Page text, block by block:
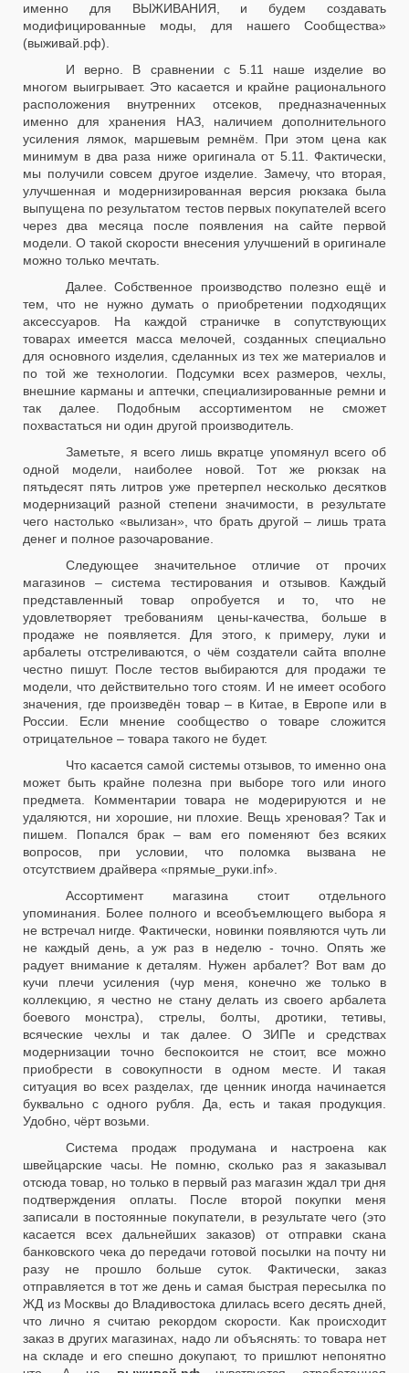
именно для ВЫЖИВАНИЯ, и будем создавать
модифицированные моды, для нашего Сообщества»
(выживай.рф).
И верно. В сравнении с 5.11 наше изделие во
многом выигрывает. Это касается и крайне рационального
расположения внутренних отсеков, предназначенных
именно для хранения НАЗ, наличием дополнительного
усиления лямок, маршевым ремнём. При этом цена как
минимум в два раза ниже оригинала от 5.11. Фактически,
мы получили совсем другое изделие. Замечу, что вторая,
улучшенная и модернизированная версия рюкзака была
выпущена по результатом тестов первых покупателей всего
через два месяца после появления на сайте первой
модели. О такой скорости внесения улучшений в оригинале
можно только мечтать.
Далее. Собственное производство полезно ещё и
тем, что не нужно думать о приобретении подходящих
аксессуаров. На каждой страничке в сопутствующих
товарах имеется масса мелочей, созданных специально
для основного изделия, сделанных из тех же материалов и
по той же технологии. Подсумки всех размеров, чехлы,
внешние карманы и аптечки, специализированные ремни и
так далее. Подобным ассортиментом не сможет
похвастаться ни один другой производитель.
Заметьте, я всего лишь вкратце упомянул всего об
одной модели, наиболее новой. Тот же рюкзак на
пятьдесят пять литров уже претерпел несколько десятков
модернизаций разной степени значимости, в результате
чего настолько «вылизан», что брать другой – лишь трата
денег и полное разочарование.
Следующее значительное отличие от прочих
магазинов – система тестирования и отзывов. Каждый
представленный товар опробуется и то, что не
удовлетворяет требованиям цены-качества, больше в
продаже не появляется. Для этого, к примеру, луки и
арбалеты отстреливаются, о чём создатели сайта вполне
честно пишут. После тестов выбираются для продажи те
модели, что действительно того стоям. И не имеет особого
значения, где произведён товар – в Китае, в Европе или в
России. Если мнение сообщество о товаре сложится
отрицательное – товара такого не будет.
Что касается самой системы отзывов, то именно она
может быть крайне полезна при выборе того или иного
предмета. Комментарии товара не модерируются и не
удаляются, ни хорошие, ни плохие. Вещь хреновая? Так и
пишем. Попался брак – вам его поменяют без всяких
вопросов, при условии, что поломка вызвана не
отсутствием драйвера «прямые_руки.inf».
Ассортимент магазина стоит отдельного
упоминания. Более полного и всеобъемлющего выбора я
не встречал нигде. Фактически, новинки появляются чуть ли
не каждый день, а уж раз в неделю - точно. Опять же
радует внимание к деталям. Нужен арбалет? Вот вам до
кучи плечи усиления (чур меня, конечно же только в
коллекцию, я честно не стану делать из своего арбалета
боевого монстра), стрелы, болты, дротики, тетивы,
всяческие чехлы и так далее. О ЗИПе и средствах
модернизации точно беспокоится не стоит, все можно
приобрести в совокупности в одном месте. И такая
ситуация во всех разделах, где ценник иногда начинается
буквально с одного рубля. Да, есть и такая продукция.
Удобно, чёрт возьми.
Система продаж продумана и настроена как
швейцарские часы. Не помню, сколько раз я заказывал
отсюда товар, но только в первый раз магазин ждал три дня
подтверждения оплаты. После второй покупки меня
записали в постоянные покупатели, в результате чего (это
касается всех дальнейших заказов) от отправки скана
банковского чека до передачи готовой посылки на почту ни
разу не прошло больше суток. Фактически, заказ
отправляется в тот же день и самая быстрая пересылка по
ЖД из Москвы до Владивостока длилась всего десять дней,
что лично я считаю рекордом скорости. Как происходит
заказ в других магазинах, надо ли объяснять: то товара нет
на складе и его спешно докупают, то пришлют непонятно